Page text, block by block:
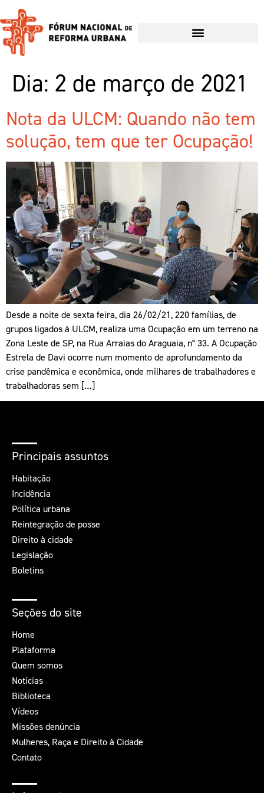
Dia: 2 de março de 2021
Nota da ULCM: Quando não tem
solução, tem que ter Ocupação!
Desde a noite de sexta feira, dia 26/02/21, 220 famílias, de
grupos ligados à ULCM, realiza uma Ocupação em um terreno na
Zona Leste de SP, na Rua Arraias do Araguaia, n° 33. A Ocupação
Estrela de Davi ocorre num momento de aprofundamento da
crise pandêmica e econômica, onde milhares de trabalhadores e
trabalhadoras sem […]
Principais assuntos
Habitação
Incidência
Política urbana
Reintegração de posse
Direito à cidade
Legislação
Boletins
Seções do site
Home
Plataforma
Quem somos
Notícias
Biblioteca
Vídeos
Missões denúncia
Mulheres, Raça e Direito à Cidade
Contato